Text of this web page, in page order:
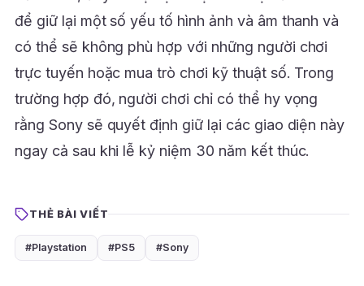
để giữ lại một số yếu tố hình ảnh và âm thanh và
có thể sẽ không phù hợp với những người chơi
trực tuyến hoặc mua trò chơi kỹ thuật số. Trong
trường hợp đó, người chơi chỉ có thể hy vọng
rằng Sony sẽ quyết định giữ lại các giao diện này
ngay cả sau khi lễ kỷ niệm 30 năm kết thúc.
THẺ BÀI VIẾT
#Playstation #PS5 #Sony